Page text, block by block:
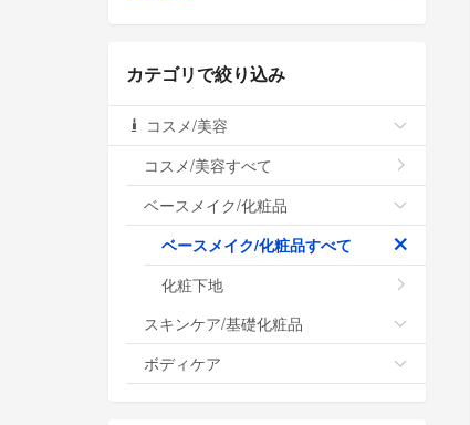
カテゴリで絞り込み
コスメ/美容
コスメ/美容すべて
ベースメイク/化粧品
ベースメイク/化粧品すべて
化粧下地
スキンケア/基礎化粧品
ボディケア